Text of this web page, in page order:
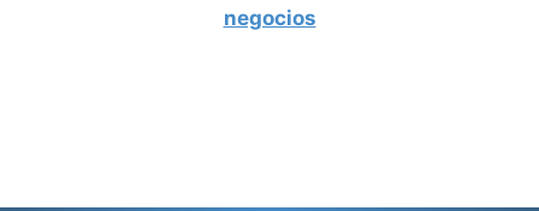
negocios